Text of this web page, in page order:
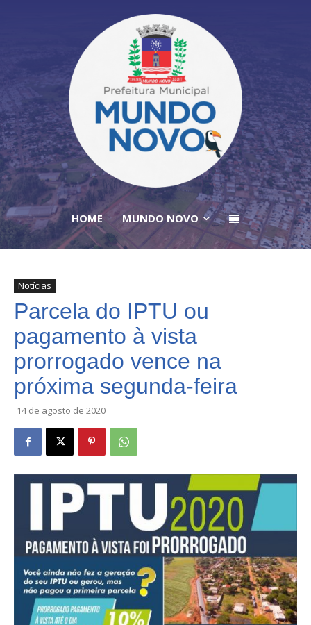
HOME MUNDO NOVO
Notícias
Parcela do IPTU ou
pagamento à vista
prorrogado vence na
próxima segunda-feira
14 de agosto de 2020